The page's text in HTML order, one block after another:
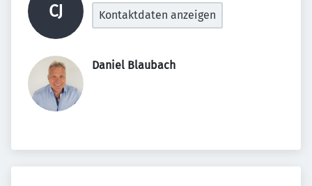
CJ
Kontaktdaten anzeigen
Daniel Blaubach